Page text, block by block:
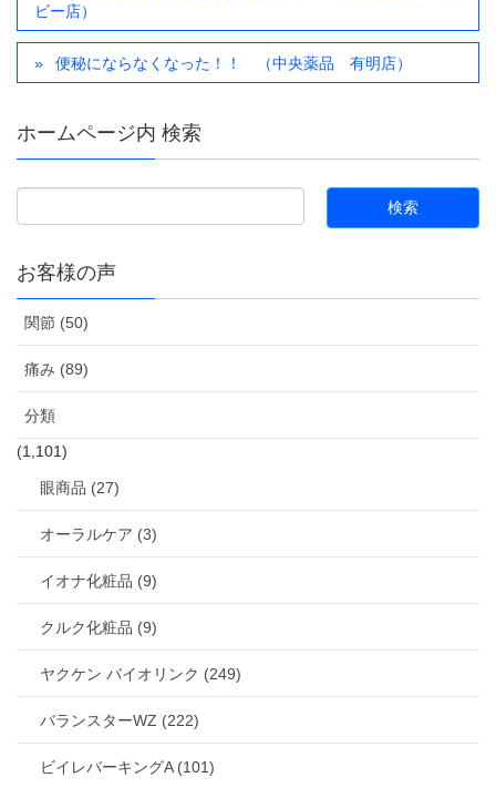
ビー店）
便秘にならなくなった！！ （中央薬品 有明店）
ホームページ内 検索
お客様の声
関節 (50)
痛み (89)
分類
(1,101)
眼商品 (27)
オーラルケア (3)
イオナ化粧品 (9)
クルク化粧品 (9)
ヤクケン バイオリンク (249)
バランスターWZ (222)
ビイレバーキングA (101)